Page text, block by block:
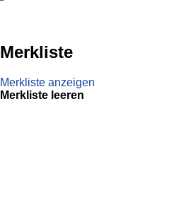
Merkliste
Merkliste anzeigen
Merkliste leeren